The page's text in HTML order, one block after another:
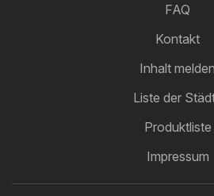
FAQ
Kontakt
Inhalt melden
Liste der
Produktliste
Impressum